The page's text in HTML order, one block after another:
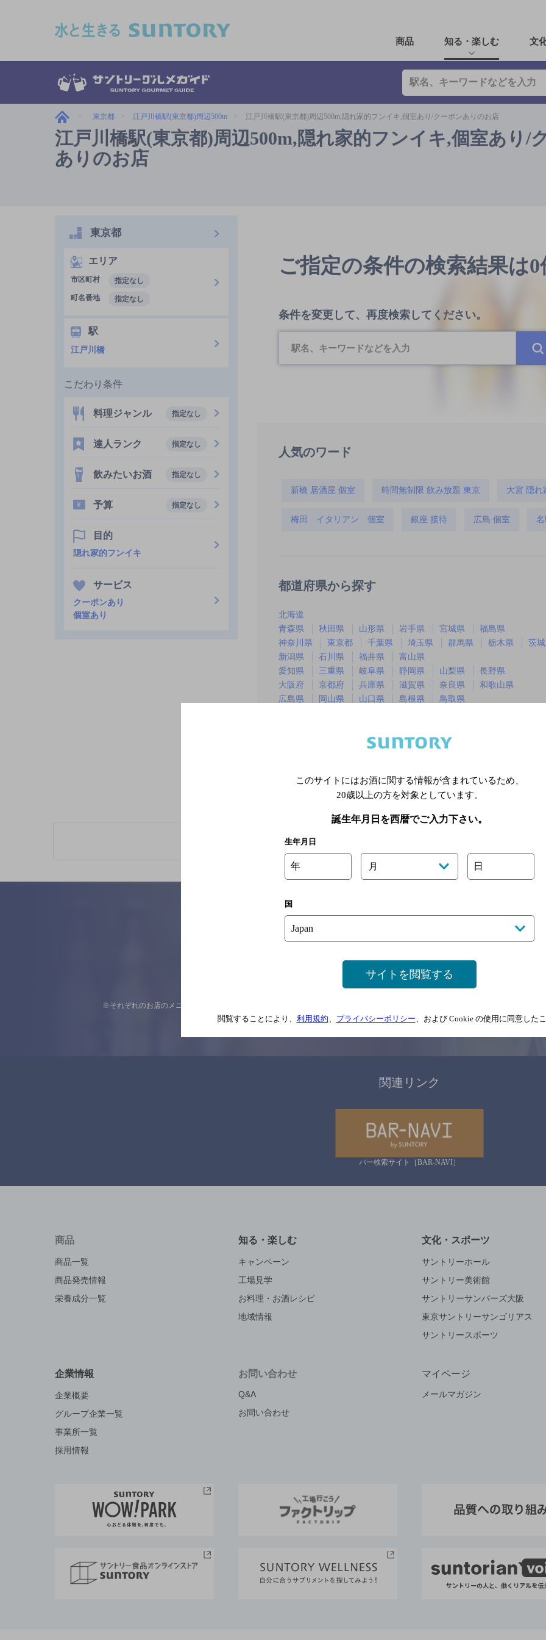
商品 知る・楽しむ 文
東京都 江戸川橋駅(東京都)周辺500m 江戸川橋駅(東京都)周辺500m,隠れ家的フンイキ,個室あり/クーポンありのお店
江戸川橋駅(東京都)周辺500m,隠れ家的フンイキ,個室あり/
ありのお店
ご指定の条件の検索結果は0
条件を変更して、再度検索してください。
人気のワード
新橋 居酒屋 個室 時間無制限 飲み放題 東京 大宮 隠れ
梅田 イタリアン 個室 銀座 接待 広島 個室
都道府県から探す
北海道
青森県
秋田県 山形県 岩手県 宮城県
福島県
神奈川県
東京都 千葉県 埼玉県 群馬県 栃木県
茨
新潟県
石川県 福井県
富山県
愛知県
三重県 岐阜県 静岡県 山梨県
長野県
大阪府
京都府 兵庫県 滋賀県 奈良県
和歌山県
広島県
岡山県 山口県 島根県
鳥取県
※店舗によりハイボール取り扱い銘
東京都
エリア
市区町村
指定なし
町名番地
指定なし
駅
江戸川橋
こだわり条件
料理ジャンル 指定なし
達人ランク 指定なし
飲みたいお酒 指定なし
予算 指定なし
目的
隠れ家的フンイキ
サービス
クーポンあり
個室あり
ご意見・ご感想
※それぞれのお店のメニューや営業時間などの掲載情報については、 念のためお店にご確
関連リンク
バー検索サイト［BAR-NAVI］
商品
商品一覧
商品発売情報
栄養成分一覧
知る・楽しむ
キャンペーン
工場見学
お料理・お酒レシピ
地域情報
文化・スポーツ
サントリーホール
サントリー美術館
サントリーサンバーズ大阪
東京サントリーサンゴリアス
サントリースポーツ
企業情報
企業概要
グループ企業一覧
事業所一覧
採用情報
お問い合わせ
Q&A
お問い合わせ
マイページ
メールマガジン
このサイトにはお酒に関する情報が含まれているため、
20歳以上の方を対象としています。
誕生年月日を西暦でご入力下さい。
生年月日
年 月 日
国
サイトを閲覧する
閲覧することにより、 利用規約、 プライバシーポリシー、および Cookie の使用に同意した